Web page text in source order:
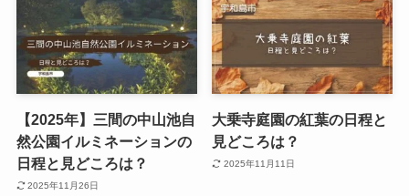
【2025年】三間の中山池自
然公園イルミネーションの
日程と見どころは？
2025年11月26日
大乗寺庭園の紅葉の日程と
見どころは？
2025年11月11日